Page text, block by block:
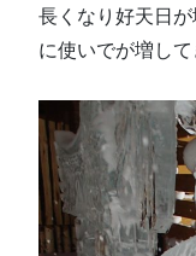
長くなり好天日
に使いでが増して